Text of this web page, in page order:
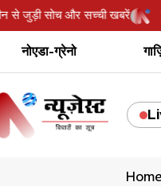
ज़मीन से जुड़ी सोच और सच्ची खबरें
नोएडा-ग्रेनो
Home